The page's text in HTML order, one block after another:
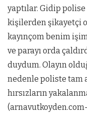
yaptılar. Gidip
kişilerden şikayetçi
kayınçom benim
ve parayı orda
duydum. Olayın
nedenle poliste tam
hırsızların